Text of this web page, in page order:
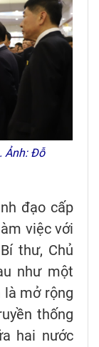
Ảnh: Đỗ
đạo cấp
việc với
thư, Chủ
như một
là mở rộng
thống
hai nước